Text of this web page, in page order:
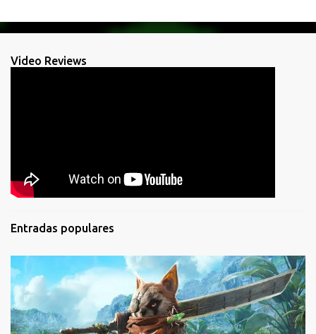
Video Reviews
Entradas populares